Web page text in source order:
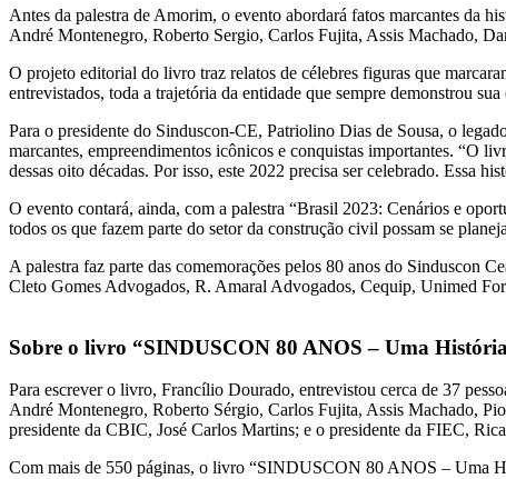
Antes da palestra de Amorim, o evento abordará fatos marcantes da
André Montenegro, Roberto Sergio, Carlos Fujita, Assis Machado,
O projeto editorial do livro traz relatos de célebres figuras que
entrevistados, toda a trajetória da entidade que sempre demonstrou
Para o presidente do Sinduscon-CE, Patriolino Dias de Sousa, o
marcantes, empreendimentos icônicos e conquistas importantes. “O
dessas oito décadas. Por isso, este 2022 precisa ser celebrado. Essa
O evento contará, ainda, com a palestra “Brasil 2023: Cenários e
todos os que fazem parte do setor da construção civil possam se
A palestra faz parte das comemorações pelos 80 anos do
Cleto Gomes Advogados, R. Amaral Advogados, Cequip, Unimed
Sobre o livro “SINDUSCON 80 ANOS – Uma
Para escrever o livro, Francílio Dourado, entrevistou cerca de 37
André Montenegro, Roberto Sérgio, Carlos Fujita, Assis Machado,
presidente da CBIC, José Carlos Martins; e o presidente da FIEC,
Com mais de 550 páginas, o livro “SINDUSCON 80 ANOS – Uma